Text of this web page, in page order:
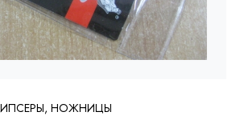
НОЖНИЦЫ